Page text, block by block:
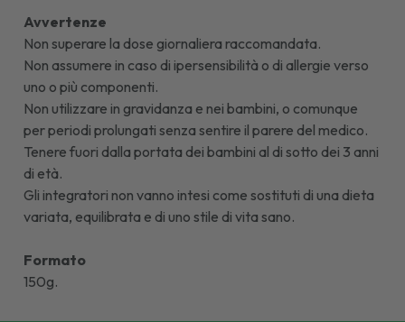
Avvertenze
Non superare la dose giornaliera raccomandata.
Non assumere in caso di ipersensibilità o di allergie verso
uno o più componenti.
Non utilizzare in gravidanza e nei bambini, o comunque
per periodi prolungati senza sentire il parere del medico.
Tenere fuori dalla portata dei bambini al di sotto dei 3 anni
di età.
Gli integratori non vanno intesi come sostituti di una dieta
variata, equilibrata e di uno stile di vita sano.
Formato
150g.